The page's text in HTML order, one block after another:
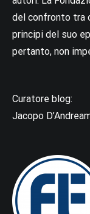
del confronto tra
principi del suo
pertanto, non
Curatore blog:
Jacopo